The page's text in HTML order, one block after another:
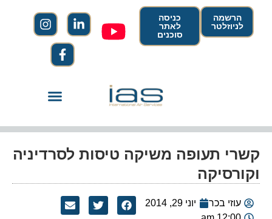
הרשמה
לניוזלטר
כניסה
לאתר
סוכנים
קשרי תעופה משיקה טיסות לסרדיניה
וקורסיקה
עוזי בכר
יוני 29, 2014